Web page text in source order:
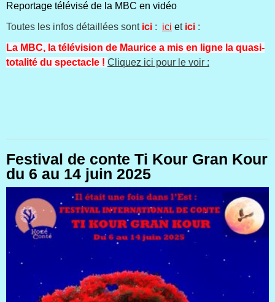
Reportage télévisé de la MBC en vidéo
Toutes les infos détaillées sont ici : ici et ici :
La MBC, la télévision de Maurice a mis en ligne la quasi-
totalité du spectacle ! Cliquez ici pour le voir :
Festival de conte Ti Kour Gran Kour
du 6 au 14 juin 2025